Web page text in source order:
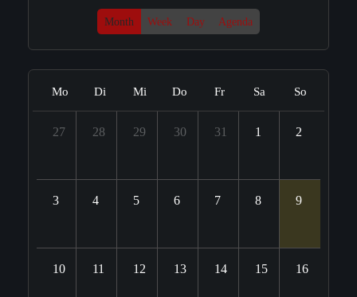
Month Week Day Agenda
Mo Di Mi Do Fr Sa So
27 28 29 30 31 1 2
3 4 5 6 7 8 9
10 11 12 13 14 15 16